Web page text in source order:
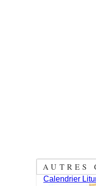
AUTRES
Calendrier